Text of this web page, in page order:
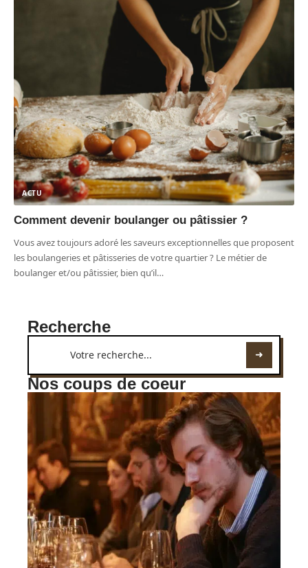
ACTU
Comment devenir boulanger ou pâtissier ?
Vous avez toujours adoré les saveurs exceptionnelles que proposent
les boulangeries et pâtisseries de votre quartier ? Le métier de
boulanger et/ou pâtissier, bien qu’il…
Recherche
Nos coups de coeur